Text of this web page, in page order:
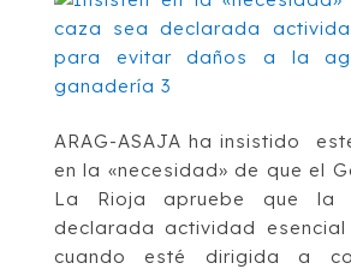
ARAG-ASAJA ha insistido
en la «necesidad» de que el
La Rioja apruebe que la
declarada actividad
cuando esté dirigida a